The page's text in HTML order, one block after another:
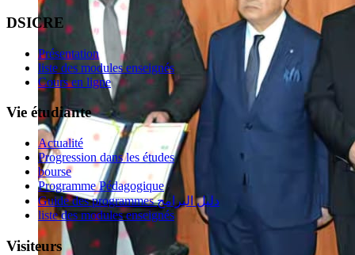
DSICRE
Présentation
liste des modules enseignés
Cours en ligne
Vie étudiante
Actualité
Progression dans les études
bourse
Programme Pédagogique
Guide des programmes دليل البرامج
liste des modules enseignés
Visiteurs